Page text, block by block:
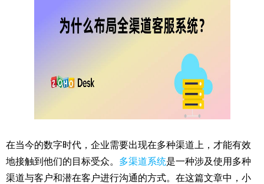
在当今的数字时代，企业需要出现在多种渠道上，才能有效
地接触到他们的目标受众。 多渠道系统是一种涉及使用多种
渠道与客户和潜在客户进行沟通的方式。在这篇文章中，小